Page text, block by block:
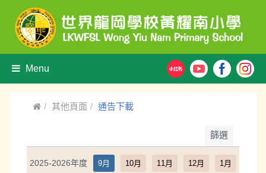
Menu
其他頁面 通告下載
篩選
2025-2026年度 9月 10月 11月 12月 1月